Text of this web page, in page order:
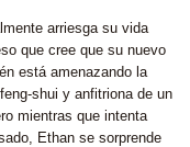
arriesga su vida
que cree que su nuevo
está amenazando la
shui y anfitriona de un
mientras que intenta
Ethan se sorprende